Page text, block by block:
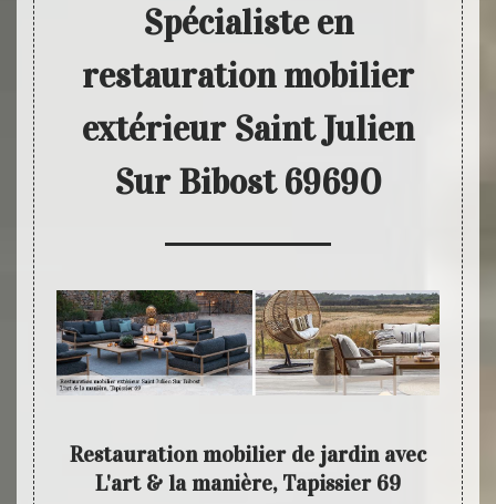
Spécialiste en
restauration mobilier
extérieur Saint Julien
Sur Bibost 69690
Restauration mobilier de jardin avec
L'art & la manière, Tapissier 69